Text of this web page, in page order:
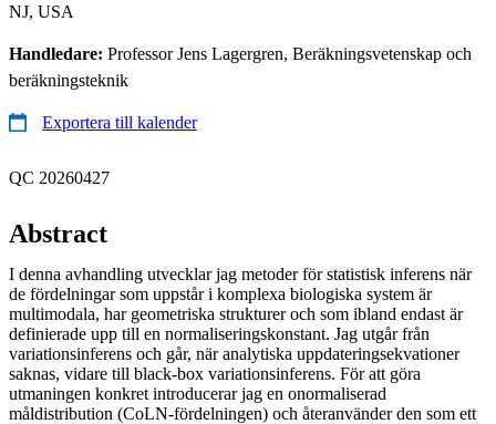
NJ, USA
Handledare: Professor Jens Lagergren, Beräkningsvetenskap och
beräkningsteknik
Exportera till kalender
QC 20260427
Abstract
I denna avhandling utvecklar jag metoder för statistisk inferens när
de fördelningar som uppstår i komplexa biologiska system är
multimodala, har geometriska strukturer och som ibland endast är
definierade upp till en normaliseringskonstant. Jag utgår från
variationsinferens och går, när analytiska uppdateringsekvationer
saknas, vidare till black-box variationsinferens. För att göra
utmaningen konkret introducerar jag en onormaliserad
måldistribution (CoLN-fördelningen) och återanvänder den som ett